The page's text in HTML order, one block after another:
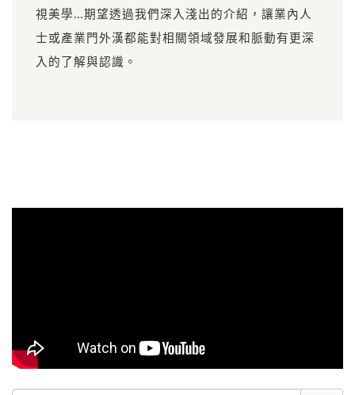
視美學…期望透過我們深入淺出的介紹，讓業內人
士或產業門外漢都能對相關領域發展和脈動有更深
入的了解與認識。